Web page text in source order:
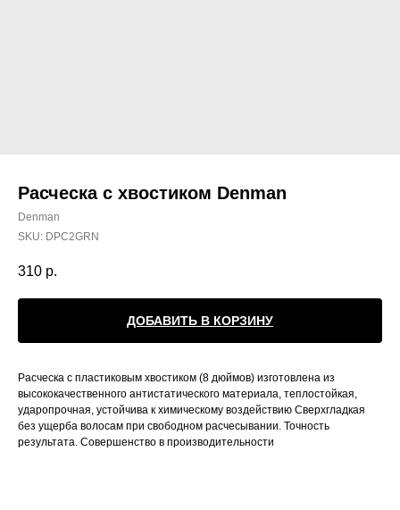
Расческа с хвостиком Denman
Denman
SKU: DPC2GRN
310 р.
ДОБАВИТЬ В КОРЗИНУ
Расческа с пластиковым хвостиком (8 дюймов) изготовлена из
высококачественного антистатического материала, теплостойкая,
ударопрочная, устойчива к химическому воздействию Сверхгладкая
без ущерба волосам при свободном расчесывании. Точность
результата. Совершенство в производительности